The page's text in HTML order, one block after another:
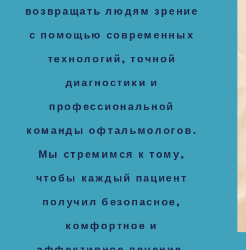
возвращать людям зрение
с помощью современных
технологий, точной
диагностики и
профессиональной
команды офтальмологов.
Мы стремимся к тому,
чтобы каждый пациент
получил безопасное,
комфортное и